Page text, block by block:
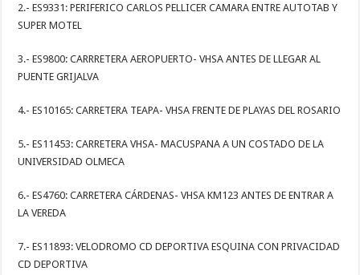
2.- ES9331: PERIFERICO CARLOS PELLICER CAMARA ENTRE AUTOTAB Y
SUPER MOTEL
3.- ES9800: CARRRETERA AEROPUERTO- VHSA ANTES DE LLEGAR AL
PUENTE GRIJALVA
4.- ES10165: CARRETERA TEAPA- VHSA FRENTE DE PLAYAS DEL ROSARIO
5.- ES11453: CARRETERA VHSA- MACUSPANA A UN COSTADO DE LA
UNIVERSIDAD OLMECA
6.- ES4760: CARRETERA CÁRDENAS- VHSA KM123 ANTES DE ENTRAR A
LA VEREDA
7.- ES11893: VELODROMO CD DEPORTIVA ESQUINA CON PRIVACIDAD
CD DEPORTIVA